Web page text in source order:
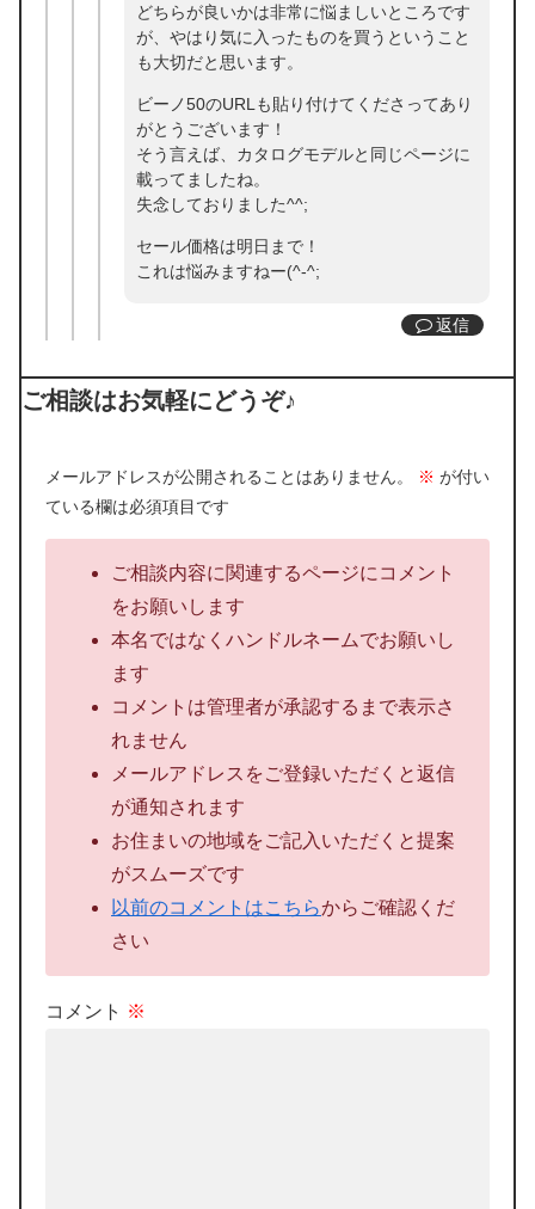
どちらが良いかは非常に悩ましいところです
が、やはり気に入ったものを買うということ
も大切だと思います。
ビーノ50のURLも貼り付けてくださってあり
がとうございます！
そう言えば、カタログモデルと同じページに
載ってましたね。
失念しておりました^^;
セール価格は明日まで！
これは悩みますねー(^-^;
返信
ご相談はお気軽にどうぞ♪
メールアドレスが公開されることはありません。 ※ が付い
ている欄は必須項目です
ご相談内容に関連するページにコメント
をお願いします
本名ではなくハンドルネームでお願いし
ます
コメントは管理者が承認するまで表示さ
れません
メールアドレスをご登録いただくと返信
が通知されます
お住まいの地域をご記入いただくと提案
がスムーズです
以前のコメントはこちらからご確認くだ
さい
コメント ※